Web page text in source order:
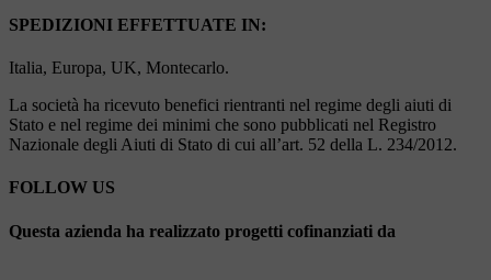
SPEDIZIONI EFFETTUATE IN:
Italia, Europa, UK, Montecarlo.
La società ha ricevuto benefici rientranti nel regime degli aiuti di
Stato e nel regime dei minimi che sono pubblicati nel Registro
Nazionale degli Aiuti di Stato di cui all’art. 52 della L. 234/2012.
FOLLOW US
Questa azienda ha realizzato progetti cofinanziati da